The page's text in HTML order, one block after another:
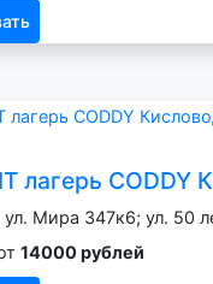
лагерь CODDY
ул. Мира 347к6; ул. 50
14000 рублей